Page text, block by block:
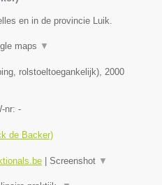
en in de provincie Luik.
maps ▼
rolstoeltoegankelijk) 2000
nr: -
de Backer)
Screenshot ▼